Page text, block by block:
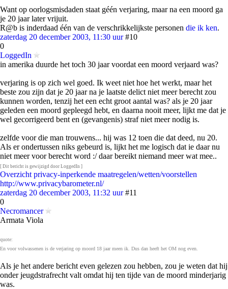
Want op oorlogsmisdaden staat géén verjaring, maar na een moord ga
je 20 jaar later vrijuit.
R@b is inderdaad één van de verschrikkelijkste personen die ik ken.
zaterdag 20 december 2003, 11:30 uur #10
0
LoggedIn
in amerika duurde het toch 30 jaar voordat een moord verjaard was?
verjaring is op zich wel goed. Ik weet niet hoe het werkt, maar het
beste zou zijn dat je 20 jaar na je laatste delict niet meer berecht zou
kunnen worden, tenzij het een echt groot aantal was? als je 20 jaar
geleden een moord gepleegd hebt, en daarna nooit meer, lijkt me dat je
wel gecorrigeerd bent en (gevangenis) straf niet meer nodig is.
zelfde voor die man trouwens... hij was 12 toen die dat deed, nu 20.
Als er ondertussen niks gebeurd is, lijkt het me logisch dat ie daar nu
niet meer voor berecht word :/ daar bereikt niemand meer wat mee..
[ Dit bericht is gewijzigd door LoggedIn ]
Overzicht privacy-inperkende maatregelen/wetten/voorstellen
http://www.privacybarometer.nl/
zaterdag 20 december 2003, 11:32 uur #11
0
Necromancer
Armata Viola
quote:
En voor volwassenen is de verjaring op moord 18 jaar meen ik. Dus dan heeft het OM nog even.
Als je het andere bericht even gelezen zou hebben, zou je weten dat hij
onder jeugdstrafrecht valt omdat hij ten tijde van de moord minderjarig
was.